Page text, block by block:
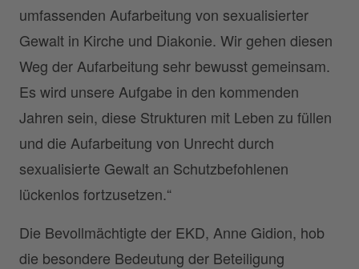
umfassenden Aufarbeitung von sexualisierter
Gewalt in Kirche und Diakonie. Wir gehen diesen
Weg der Aufarbeitung sehr bewusst gemeinsam.
Es wird unsere Aufgabe in den kommenden
Jahren sein, diese Strukturen mit Leben zu füllen
und die Aufarbeitung von Unrecht durch
sexualisierte Gewalt an Schutzbefohlenen
lückenlos fortzusetzen.“
Die Bevollmächtigte der EKD, Anne Gidion, hob
die besondere Bedeutung der Beteiligung